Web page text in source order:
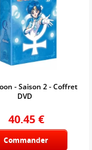
- Saison 2 - Coffret
DVD
40.45 €
Commander